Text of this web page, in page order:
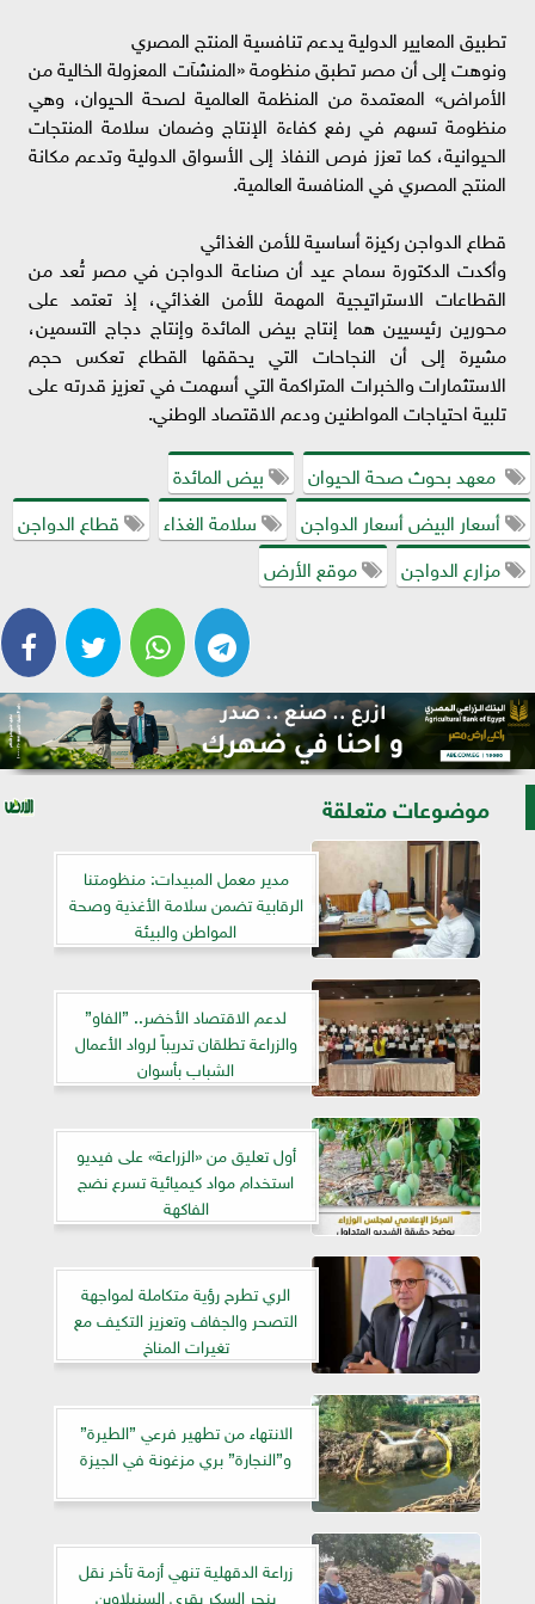
تطبيق المعايير الدولية يدعم تنافسية المنتج المصري
ونوهت إلى أن مصر تطبق منظومة «المنشآت المعزولة الخالية من
الأمراض» المعتمدة من المنظمة العالمية لصحة الحيوان، وهي
منظومة تسهم في رفع كفاءة الإنتاج وضمان سلامة المنتجات
الحيوانية، كما تعزز فرص النفاذ إلى الأسواق الدولية وتدعم مكانة
المنتج المصري في المنافسة العالمية.
قطاع الدواجن ركيزة أساسية للأمن الغذائي
وأكدت الدكتورة سماح عيد أن صناعة الدواجن في مصر تُعد من
القطاعات الاستراتيجية المهمة للأمن الغذائي، إذ تعتمد على
محورين رئيسيين هما إنتاج بيض المائدة وإنتاج دجاج التسمين،
مشيرة إلى أن النجاحات التي يحققها القطاع تعكس حجم
الاستثمارات والخبرات المتراكمة التي أسهمت في تعزيز قدرته على
تلبية احتياجات المواطنين ودعم الاقتصاد الوطني.
معهد بحوث صحة الحيوان
بيض المائدة
أسعار البيض أسعار الدواجن
سلامة الغذاء
قطاع الدواجن
مزارع الدواجن
موقع الأرض
موضوعات متعلقة
مدير معمل المبيدات: منظومتنا
الرقابية تضمن سلامة الأغذية وصحة
المواطن والبيئة
لدعم الاقتصاد الأخضر.. ”الفاو”
والزراعة تطلقان تدريباً لرواد الأعمال
الشباب بأسوان
أول تعليق من «الزراعة» على فيديو
استخدام مواد كيميائية تسرع نضج
الفاكهة
الري تطرح رؤية متكاملة لمواجهة
التصحر والجفاف وتعزيز التكيف مع
تغيرات المناخ
الانتهاء من تطهير فرعي ”الطيرة”
و”النجارة” بري مزغونة في الجيزة
زراعة الدقهلية تنهي أزمة تأخر نقل
بنجر السكر بقرى السنبلاوين